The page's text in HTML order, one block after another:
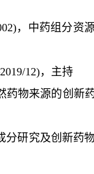
)， 中药组分资
12)，主持
药物来源的创新
分研究及创新药